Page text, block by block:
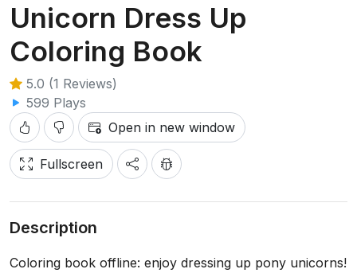
Unicorn Dress Up
Coloring Book
5.0 (1 Reviews)
599 Plays
Open in new window
Fullscreen
Description
Coloring book offline: enjoy dressing up pony unicorns!